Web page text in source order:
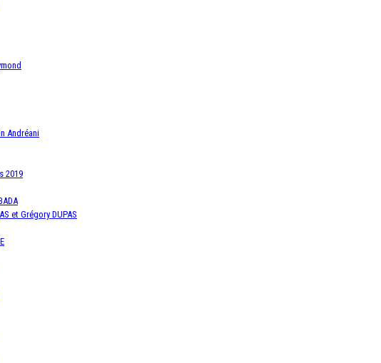
Andréani
2019
et Grégory DUPAS